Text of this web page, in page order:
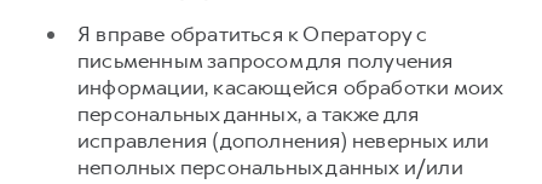
Я вправе обратиться к Оператору с
письменным запросом для получения
информации, касающейся обработки моих
персональных данных, а также для
исправления (дополнения) неверных или
неполных персональных данных и/или